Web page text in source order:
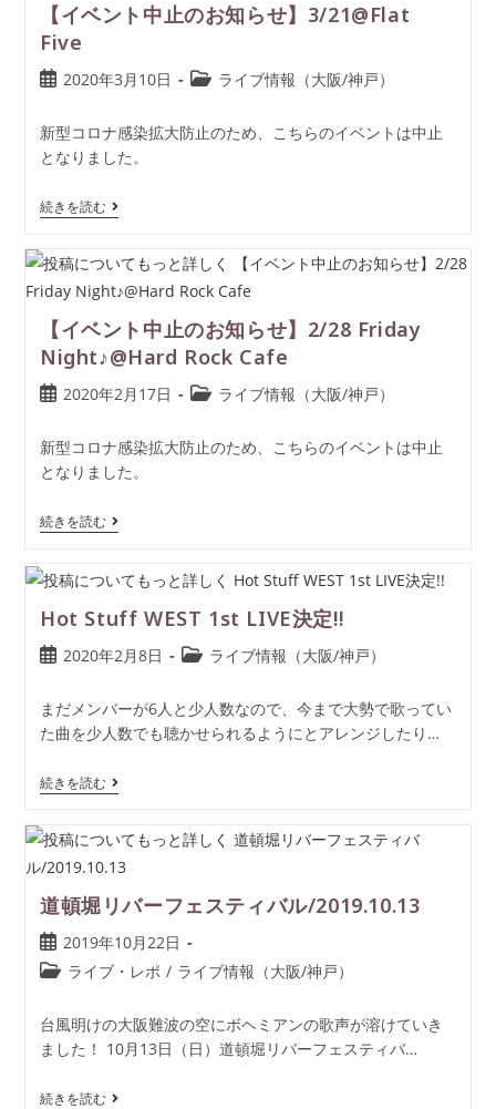
【イベント中止のお知らせ】3/21@Flat
Five
2020年3月10日 ライブ情報（大阪/神戸）
新型コロナ感染拡大防止のため、こちらのイベントは中止
となりました。
続きを読む
【イベント中止のお知らせ】2/28 Friday
Night♪@Hard Rock Cafe
2020年2月17日 ライブ情報（大阪/神戸）
新型コロナ感染拡大防止のため、こちらのイベントは中止
となりました。
続きを読む
Hot Stuff WEST 1st LIVE決定!!
2020年2月8日 ライブ情報（大阪/神戸）
まだメンバーが6人と少人数なので、今まで大勢で歌ってい
た曲を少人数でも聴かせられるようにとアレンジしたり…
続きを読む
道頓堀リバーフェスティバル/2019.10.13
2019年10月22日
ライブ・レポ / ライブ情報（大阪/神戸）
台風明けの大阪難波の空にボヘミアンの歌声が溶けていき
ました！ 10月13日（日）道頓堀リバーフェスティバ…
続きを読む